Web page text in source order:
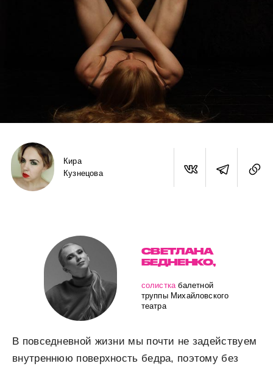
Кира
Кузнецова
СВЕТЛАНА
БЕДНЕНКО,
солистка балетной
труппы Михайловского
театра
В повседневной жизни мы почти не задействуем
внутреннюю поверхность бедра, поэтому без